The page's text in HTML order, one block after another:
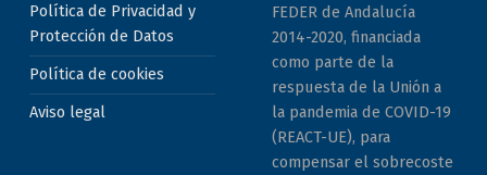
Política de Privacidad y
Protección de Datos
Política de cookies
Aviso legal
FEDER de Andalucía
2014-2020, financiada
como parte de la
respuesta de la Unión a
la pandemia de COVID-19
(REACT-UE), para
compensar el sobrecoste